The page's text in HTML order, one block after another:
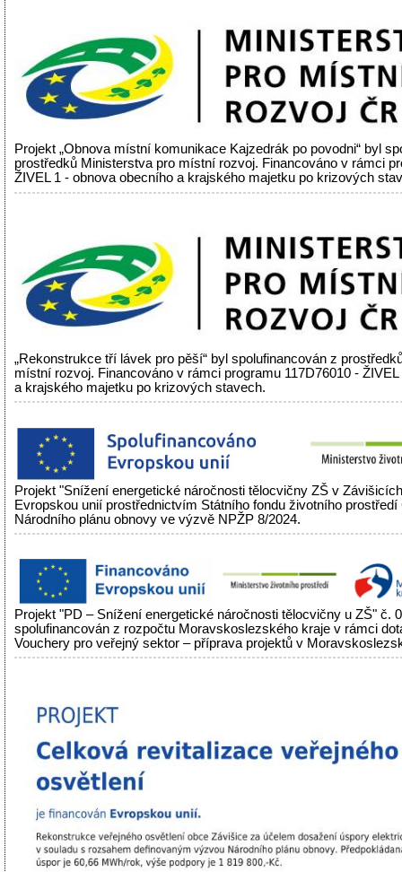
Projekt „Obnova místní komunikace Kajzedrák po povodni“ byl
prostředků Ministerstva pro místní rozvoj. Financováno v rámci
ŽIVEL 1 - obnova obecního a krajského majetku po krizových
„Rekonstrukce tří lávek pro pěší“ byl spolufinancován z
místní rozvoj. Financováno v rámci programu 117D76010 -
a krajského majetku po krizových stavech.
Projekt "Snížení energetické náročnosti tělocvičny ZŠ v
Evropskou unií prostřednictvím Státního fondu životního
Národního plánu obnovy ve výzvě NPŽP 8/2024.
Projekt "PD – Snížení energetické náročnosti tělocvičny u ZŠ" č.
spolufinancován z rozpočtu Moravskoslezského kraje v rámci
Vouchery pro veřejný sektor – příprava projektů v